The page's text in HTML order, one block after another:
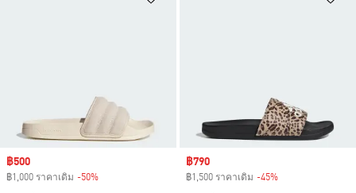
Sale price
฿500
฿1,000 ราคาเดิม -50%
Sale price
฿790
฿1,500 ราคาเดิม -45%